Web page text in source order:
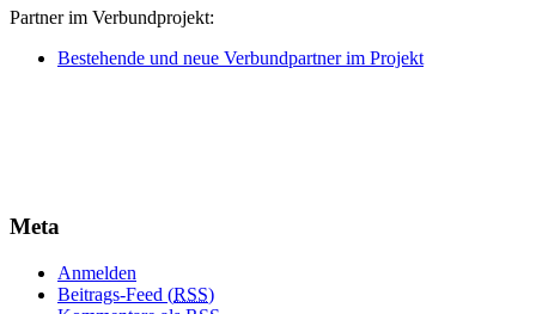
Partner im Verbundprojekt:
Bestehende und neue Verbundpartner im Projekt
Meta
Anmelden
Beitrags-Feed (RSS)